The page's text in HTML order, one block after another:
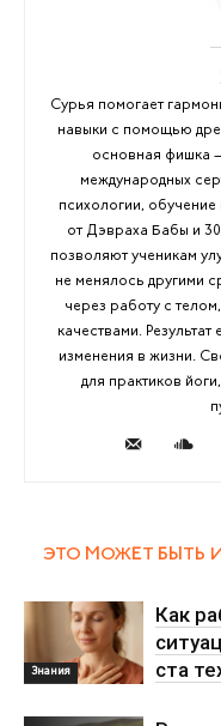
Сурья помогает
навыки с помощью
основная фишка
международных
психологии,
от Дэвраха Бабы и
позволяют ученикам
не менялось другими
через работу с
качествами.
изменения в жизни.
для практиков
ЭТО МОЖЕТ БЫТЬ
Знания
Как
ста